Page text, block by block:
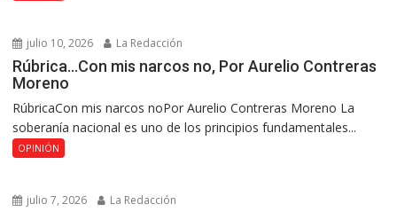
julio 10, 2026 La Redacción
Rúbrica…Con mis narcos no, Por Aurelio Contreras
Moreno
RúbricaCon mis narcos noPor Aurelio Contreras Moreno La
soberanía nacional es uno de los principios fundamentales...
OPINIÓN
julio 7, 2026 La Redacción